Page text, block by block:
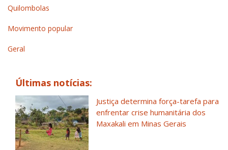
Quilombolas
Movimento popular
Geral
Últimas notícias:
Justiça determina força-tarefa para
enfrentar crise humanitária dos
Maxakali em Minas Gerais